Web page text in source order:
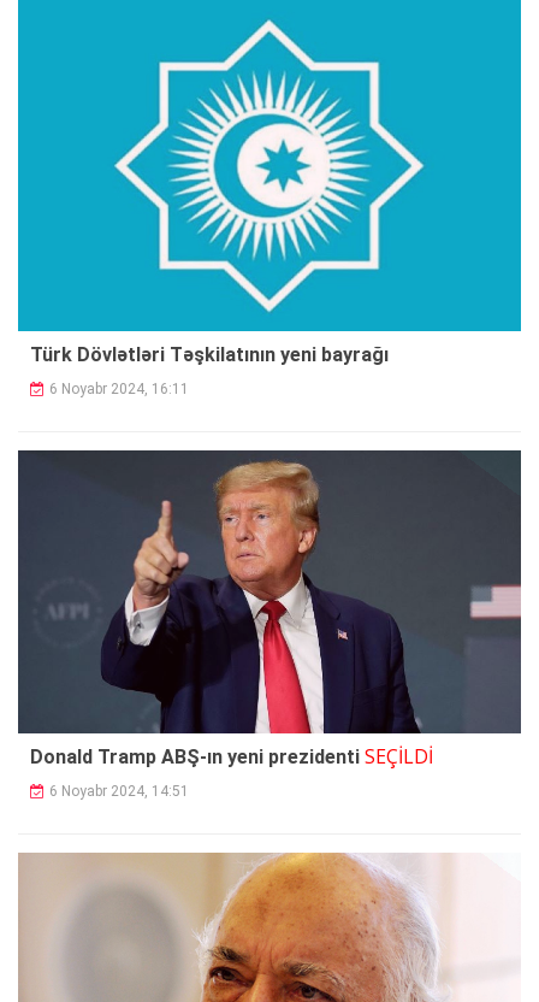
Türk Dövlətləri Təşkilatının yeni bayrağı
6 Noyabr 2024, 16:11
Donald Tramp ABŞ-ın yeni prezidenti SEÇİLDİ
6 Noyabr 2024, 14:51